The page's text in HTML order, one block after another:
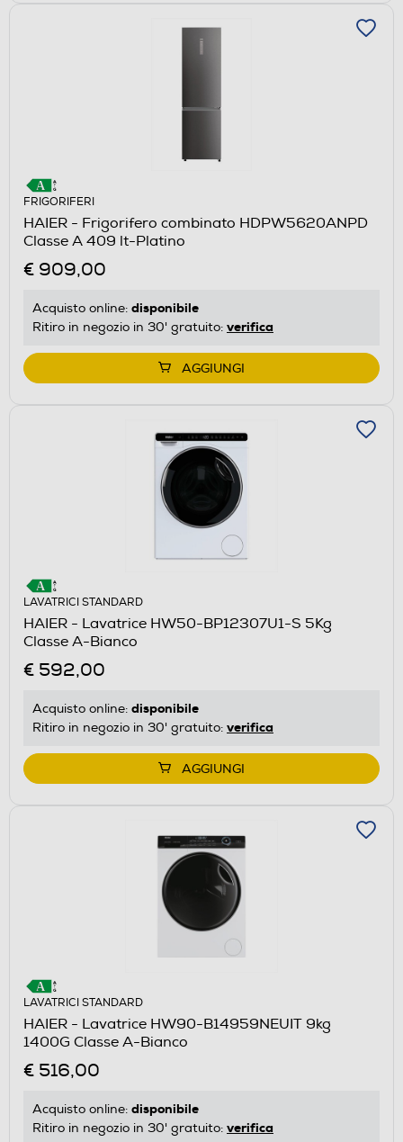
FRIGORIFERI
HAIER - Frigorifero combinato HDPW5620ANPD
Classe A 409 lt-Platino
€ 909,00
Acquisto online: disponibile
Ritiro in negozio in 30' gratuito: verifica
AGGIUNGI
LAVATRICI STANDARD
HAIER - Lavatrice HW50-BP12307U1-S 5Kg
Classe A-Bianco
€ 592,00
Acquisto online: disponibile
Ritiro in negozio in 30' gratuito: verifica
AGGIUNGI
LAVATRICI STANDARD
HAIER - Lavatrice HW90-B14959NEUIT 9kg
1400G Classe A-Bianco
€ 516,00
Acquisto online: disponibile
Ritiro in negozio in 30' gratuito: verifica